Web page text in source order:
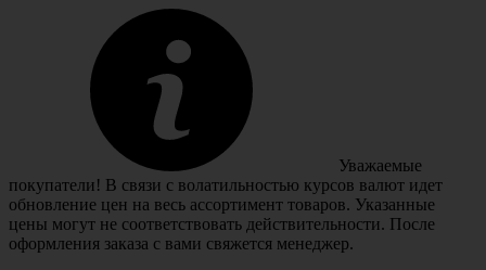
Уважаемые
покупатели! В связи с волатильностью курсов валют идет
обновление цен на весь ассортимент товаров. Указанные
цены могут не соответствовать действительности. После
оформления заказа с вами свяжется менеджер.